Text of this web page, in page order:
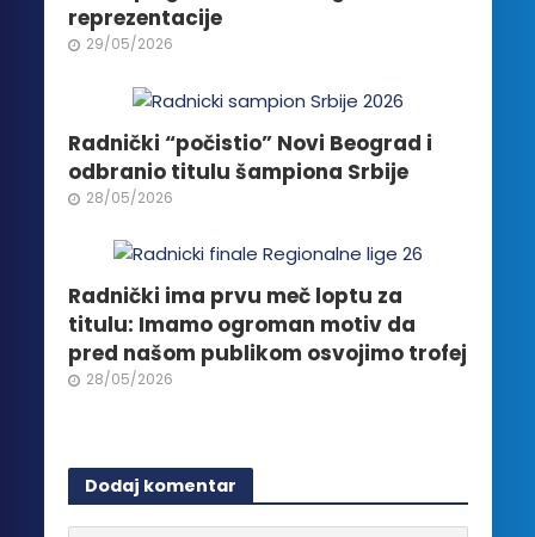
stranici
proizvoda.
reprezentacije
29/05/2026
Radnički “počistio” Novi Beograd i
odbranio titulu šampiona Srbije
28/05/2026
Radnički ima prvu meč loptu za
titulu: Imamo ogroman motiv da
pred našom publikom osvojimo trofej
28/05/2026
Dodaj komentar